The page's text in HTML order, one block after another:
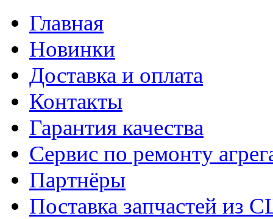
Главная
Новинки
Доставка и оплата
Контакты
Гарантия качества
Сервис по ремонту
Партнёры
Поставка запчастей